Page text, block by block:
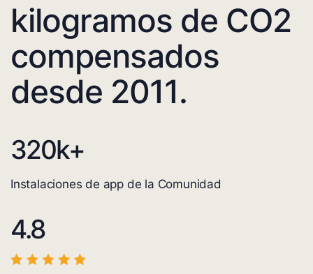
kilogramos de CO2
compensados
desde 2011.
320k+
Instalaciones de app de la Comunidad
4.8